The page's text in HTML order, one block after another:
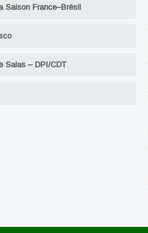
Saison France–Brésil
Salas – DPI/CDT